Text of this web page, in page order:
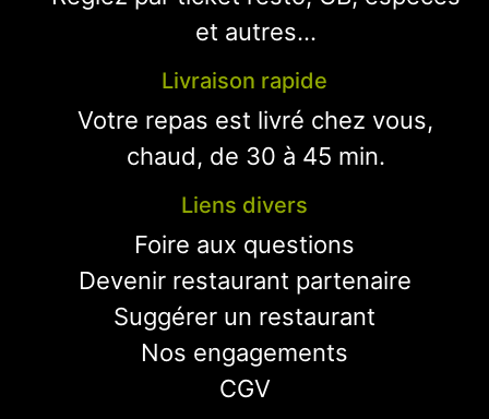
et autres...
Livraison rapide
Votre repas est livré chez vous,
chaud, de 30 à 45 min.
Liens divers
Foire aux questions
Devenir restaurant partenaire
Suggérer un restaurant
Nos engagements
CGV